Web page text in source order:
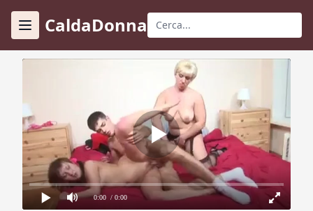
CaldaDonna
0:00 / 0:00